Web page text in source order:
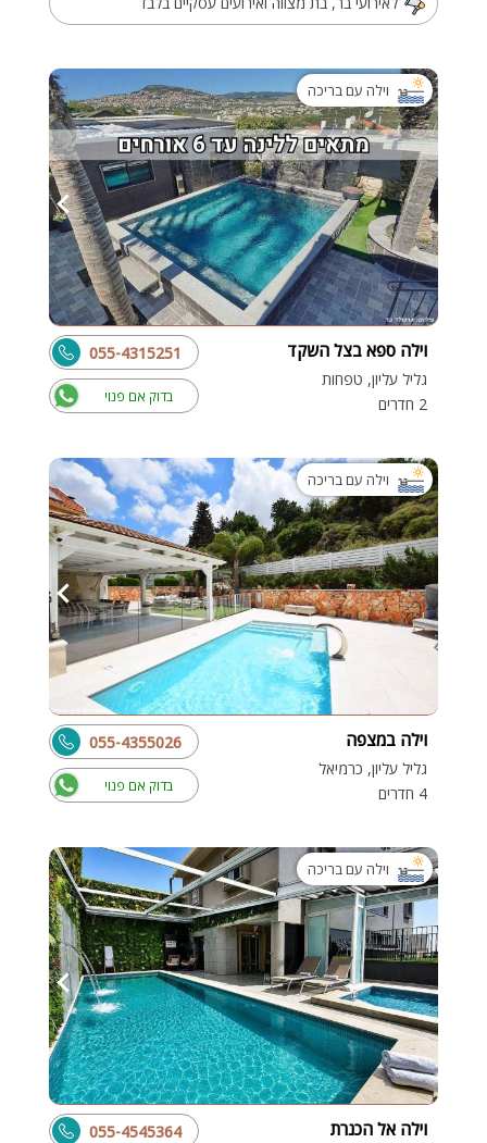
וילה עם בריכה
וילה ספא בצל השקד
גליל עליון, טפחות
2 חדרים
בדוק אם פנוי
055-4315251
וילה עם בריכה
וילה במצפה
גליל עליון, כרמיאל
4 חדרים
בדוק אם פנוי
055-4355026
וילה עם בריכה
וילה אל הכנרת 055-4545364